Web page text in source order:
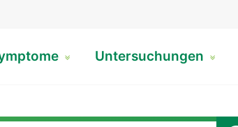
Untersuchungen